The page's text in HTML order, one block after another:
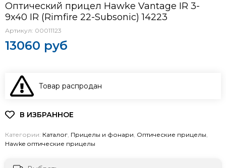
Оптический прицел Hawke Vantage IR 3-
9x40 IR (Rimfire 22-Subsonic) 14223
Артикул: 00011123
13060 руб
Товар распродан
Категории: Каталог, Прицелы и фонари, Оптические прицелы,
Hawke оптические прицелы